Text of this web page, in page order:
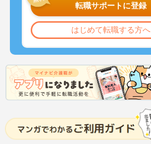
転職サポートに登録
はじめて転職する方へ